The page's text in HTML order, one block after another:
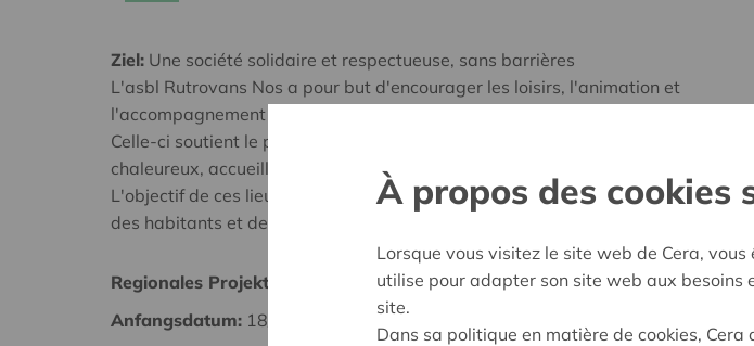
Ziel: Une société solidaire et respectueuse, sans barrières
L'asbl Rutrovans Nos a pour but d'encourager les loisirs, l'animation et
l'accompagnement des résidents de la maison de repos 'Sainte Famille'.
Celle-ci soutient le projet d'aménagement de lieux conviviaux,
chaleureux, accueillants et polyvalents au sein de la maison de repos.
L'objectif de ces lieux serait de favoriser l'autonomie et l'indépendance
des habitants et de s'ouvrir vers l'extérieur.
Regionales Projekt
Anfangsdatum: 18/10/2023
Verviers
À propos des cookies
Lorsque vous visitez le site web de Cera,
utilise pour adapter son site web aux besoins
site.
Dans sa politique en matière de cookies,